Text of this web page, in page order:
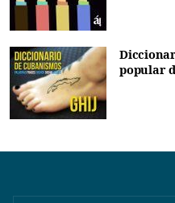
popular